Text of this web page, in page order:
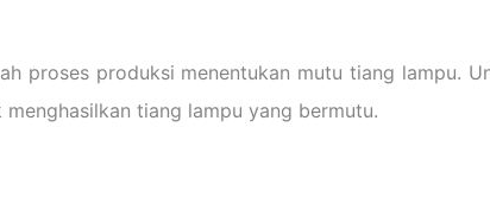
proses produksi menentukan mutu tiang lampu.
tiang lampu yang bermutu.